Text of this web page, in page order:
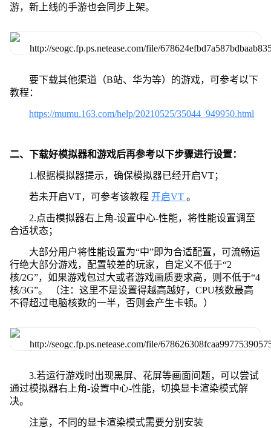
游，新上线的手游也会同步上架。
要下载其他渠道（B站、华为等）的游戏，可参考以下
教程：
https://mumu.163.com/help/20210525/35044_949950.html
二、下载好模拟器和游戏后再参考以下步骤进行设置：
1.根据模拟器提示，确保模拟器已经开启VT；
若未开启VT，可参考该教程 开启VT 。
2.点击模拟器右上角-设置中心-性能，将性能设置调至
合适状态；
大部分用户将性能设置为“中”即为合适配置，可流畅运
行绝大部分游戏，配置较差的玩家，自定义不低于“2
核/2G”，如果游戏包过大或者游戏画质要求高，则不低于“4
核/3G”。 （注：这里不是设置得越高越好，CPU核数最高
不得超过电脑核数的一半，否则会产生卡顿。）
3.若运行游戏时出现黑屏、花屏等画面问题，可以尝试
通过模拟器右上角-设置中心-性能，切换显卡渲染模式解
决。
注意，不同的显卡渲染模式需要分别安装